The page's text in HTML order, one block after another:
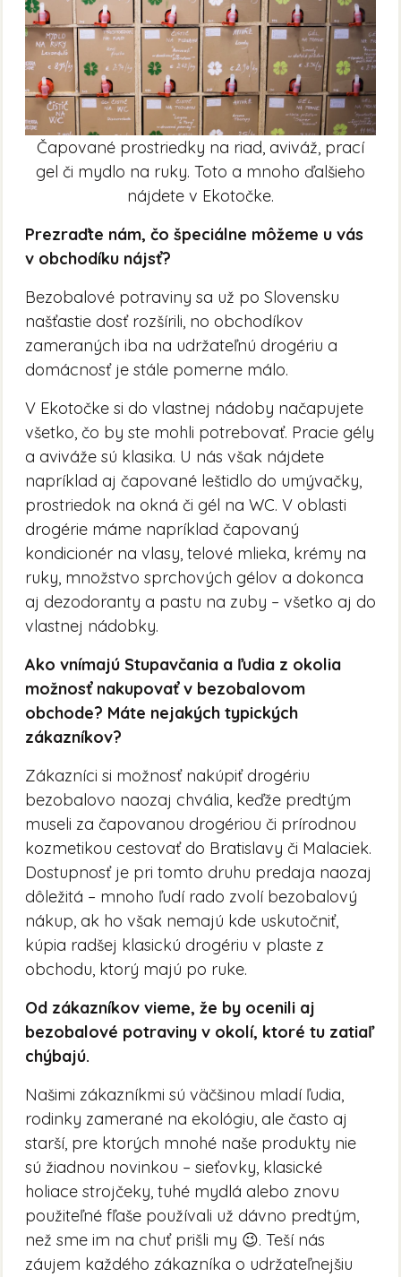
Čapované prostriedky na riad, aviváž, prací
gel či mydlo na ruky. Toto a mnoho ďalšieho
nájdete v Ekotočke.
Prezraďte nám, čo špeciálne môžeme u vás
v obchodíku nájsť?
Bezobalové potraviny sa už po Slovensku
našťastie dosť rozšírili, no obchodíkov
zameraných iba na udržateľnú drogériu a
domácnosť je stále pomerne málo.
V Ekotočke si do vlastnej nádoby načapujete
všetko, čo by ste mohli potrebovať. Pracie gély
a aviváže sú klasika. U nás však nájdete
napríklad aj čapované leštidlo do umývačky,
prostriedok na okná či gél na WC. V oblasti
drogérie máme napríklad čapovaný
kondicionér na vlasy, telové mlieka, krémy na
ruky, množstvo sprchových gélov a dokonca
aj dezodoranty a pastu na zuby – všetko aj do
vlastnej nádobky.
Ako vnímajú Stupavčania a ľudia z okolia
možnosť nakupovať v bezobalovom
obchode? Máte nejakých typických
zákazníkov?
Zákazníci si možnosť nakúpiť drogériu
bezobalovo naozaj chvália, keďže predtým
museli za čapovanou drogériou či prírodnou
kozmetikou cestovať do Bratislavy či Malaciek.
Dostupnosť je pri tomto druhu predaja naozaj
dôležitá – mnoho ľudí rado zvolí bezobalový
nákup, ak ho však nemajú kde uskutočniť,
kúpia radšej klasickú drogériu v plaste z
obchodu, ktorý majú po ruke.
Od zákazníkov vieme, že by ocenili aj
bezobalové potraviny v okolí, ktoré tu zatiaľ
chýbajú.
Našimi zákazníkmi sú väčšinou mladí ľudia,
rodinky zamerané na ekológiu, ale často aj
starší, pre ktorých mnohé naše produkty nie
sú žiadnou novinkou – sieťovky, klasické
holiace strojčeky, tuhé mydlá alebo znovu
použiteľné fľaše používali už dávno predtým,
než sme im na chuť prišli my 😉. Teší nás
záujem každého zákazníka o udržateľnejšiu